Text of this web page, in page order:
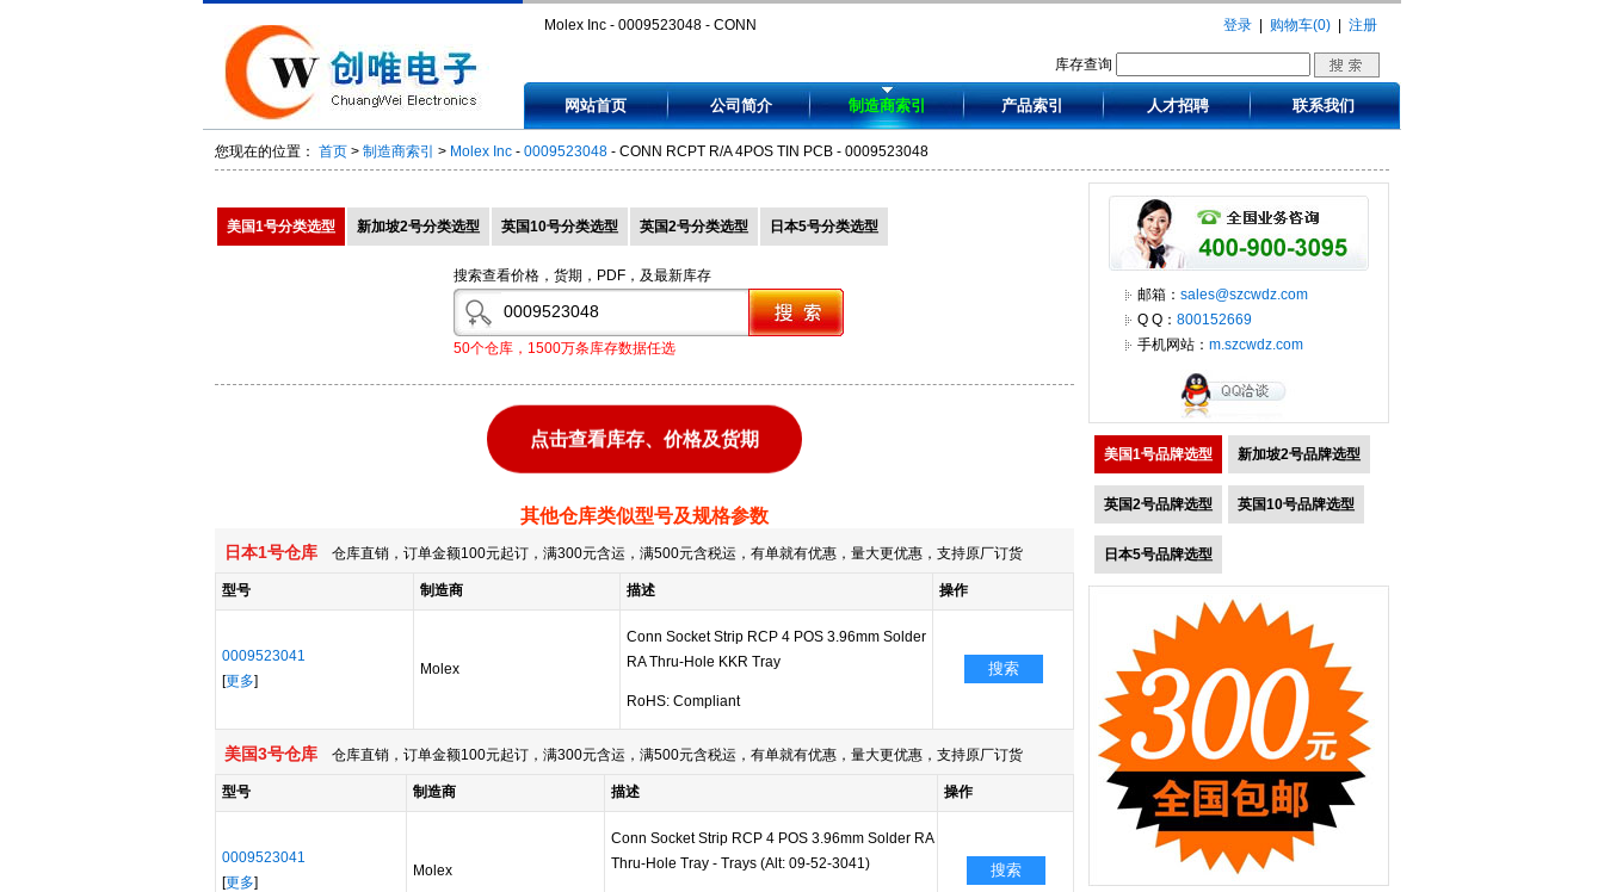
Molex Inc - 0009523048 - CONN
0009523048
登录 购物车(0) 注册
库存查询
网站首页 公司简介 制造商索引 产品索引 人才招聘 联系我们
您现在的位置： 首页 > 制造商索引 > Molex Inc - 0009523048 - CONN RCPT R/A 4POS TIN PCB - 0009523048
美国1号分类选型 新加坡2号分类选型 英国10号分类选型 英国2号分类选型 日本5号分类选型
搜索查看价格，货期，PDF，及最新库存
50个仓库，1500万条库存数据任选
点击查看库存、价格及货期
其他仓库类似型号及规格参数
日本1号仓库 仓库直销，订单金额100元起订，满300元含运，满500元含税运，有单就有优惠，量大更优惠，支持原厂订货
型号 制造商 描述 操作
0009523041
[更多]
Molex
Conn Socket Strip RCP 4 POS 3.96mm Solder
RA Thru-Hole KKR Tray
RoHS: Compliant
搜索
美国3号仓库 仓库直销，订单金额100元起订，满300元含运，满500元含税运，有单就有优惠，量大更优惠，支持原厂订货
型号 制造商 描述 操作
0009523041
[更多]
Molex
Conn Socket Strip RCP 4 POS 3.96mm Solder RA
Thru-Hole Tray - Trays (Alt: 09-52-3041)
搜索
邮箱： sales@szcwdz.com
Q Q： 800152669
手机网站： m.szcwdz.com
美国1号品牌选型 新加坡2号品牌选型
英国2号品牌选型 英国10号品牌选型
日本5号品牌选型